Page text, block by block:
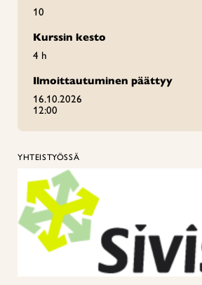
10
Kurssin kesto
4 h
Ilmoittautuminen päättyy
16.10.2026
12:00
YHTEISTYÖSSÄ